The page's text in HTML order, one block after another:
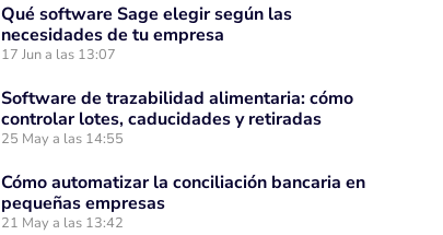
Qué software Sage elegir según las
necesidades de tu empresa
17 Jun a las 13:07
Software de trazabilidad alimentaria: cómo
controlar lotes, caducidades y retiradas
25 May a las 14:55
Cómo automatizar la conciliación bancaria en
pequeñas empresas
21 May a las 13:42